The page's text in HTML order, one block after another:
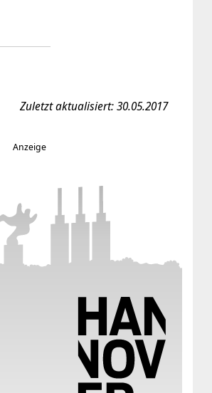
Zuletzt aktualisiert: 30.05.2017
Anzeige